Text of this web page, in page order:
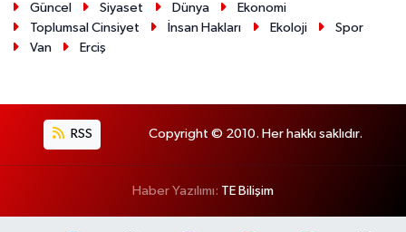
Güncel Siyaset Dünya
Ekonomi
Toplumsal Cinsiyet
İnsan Hakları Ekoloji
Spor
Van
Erciş
RSS Copyright © 2010. Her hakkı saklıdır.
Haber Yazılımı: TE Bilişim